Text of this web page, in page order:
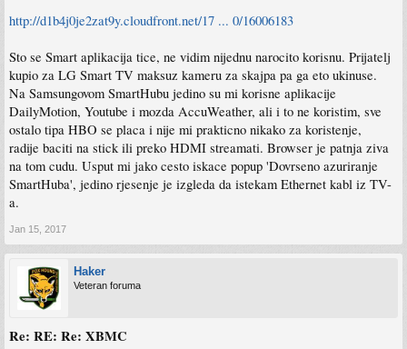
http://d1b4j0je2zat9y.cloudfront.net/17 ... 0/16006183
Sto se Smart aplikacija tice, ne vidim nijednu narocito korisnu. Prijatelj
kupio za LG Smart TV maksuz kameru za skajpa pa ga eto ukinuse.
Na Samsungovom SmartHubu jedino su mi korisne aplikacije
DailyMotion, Youtube i mozda AccuWeather, ali i to ne koristim, sve
ostalo tipa HBO se placa i nije mi prakticno nikako za koristenje,
radije baciti na stick ili preko HDMI streamati. Browser je patnja ziva
na tom cudu. Usput mi jako cesto iskace popup 'Dovrseno azuriranje
SmartHuba', jedino rjesenje je izgleda da istekam Ethernet kabl iz TV-
a.
Jan 15, 2017
Haker
Veteran foruma
Re: RE: Re: XBMC